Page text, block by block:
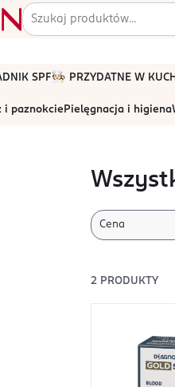
SPF🧑🏻‍🍳 PRZYDATNE W
i paznokcie Pielęgnacja i higiena
Cena
2 PRODUKTY